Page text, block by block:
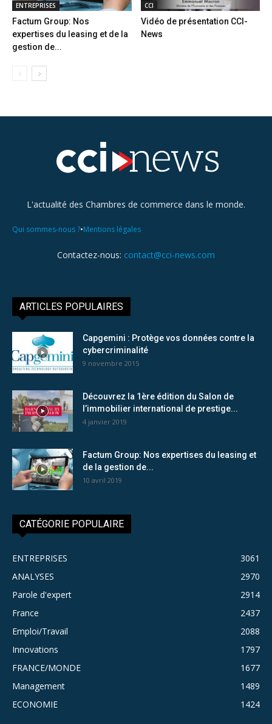
ENTREPRISES
Factum Group: Nos
expertises du leasing et de la
gestion de...
CCI
Vidéo de présentation CCI-
News
L'actualité des Chambres de commerce dans le monde.
Qui sommes-nous ?•Mentions légales
Contactez-nous: contact@cci-news.com
ARTICLES POPULAIRES
Capgemini : Protège vos données contre la
cybercriminalité
9 novembre 2015
Découvrez la 1ère édition du Salon de
l’immobilier international de prestige...
4 janvier 2019
Factum Group: Nos expertises du leasing et
de la gestion de...
10 avril 2019
CATÉGORIE POPULAIRE
ENTREPRISES
3061
ANALYSES
2970
Parole d'expert
2914
France
2437
Emploi/Travail
2088
Innovations
1797
FRANCE/MONDE
1677
Management
1489
ECONOMIE
1424